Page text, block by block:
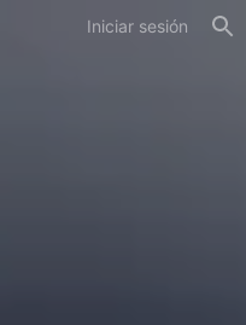
Iniciar sesión